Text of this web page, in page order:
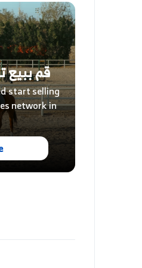
قم ببيع
start selling
network in